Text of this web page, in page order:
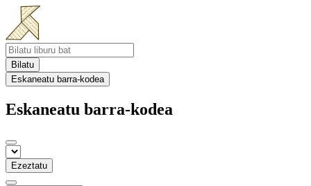
Bilatu
Eskaneatu barra-kodea
Eskaneatu barra-kodea
Ezeztatu